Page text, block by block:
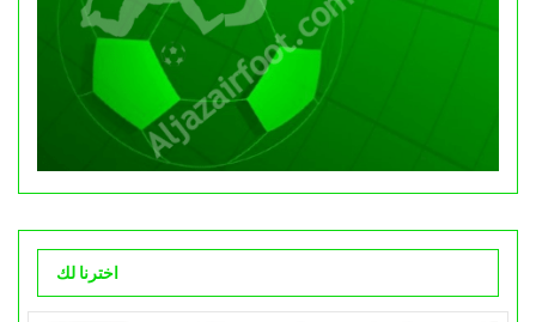
اخترنا لك